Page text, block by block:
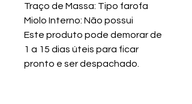
Traço de Massa: Tipo farofa
Miolo Interno: Não possui
Este produto pode demorar de
1 a 15 dias úteis para ficar
pronto e ser despachado.